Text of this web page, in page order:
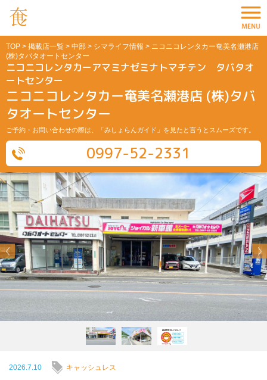
TOP > 掲載店一覧 > 中部 > シマライフ情報 > ニコニコレンタカー奄美名瀬港店
(株)タバタオートセンター
ニコニコレンタカーアマミナゼミナトマチテン タバタオ
ートセンター
ニコニコレンタカー奄美名瀬港店 (株)タバ
タオートセンター
ご予約・お問い合わせの際は、「みしょらんガイド」を見たと言うとスムーズです。
0997-52-2331
Previous
2026.7.10 キャッシュレス